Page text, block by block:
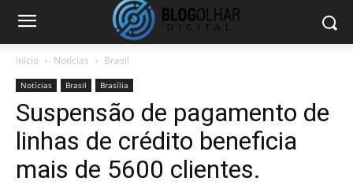
Início Notícias Brasil
Notícias Brasil Brasília
Suspensão de pagamento de
linhas de crédito beneficia
mais de 5600 clientes.